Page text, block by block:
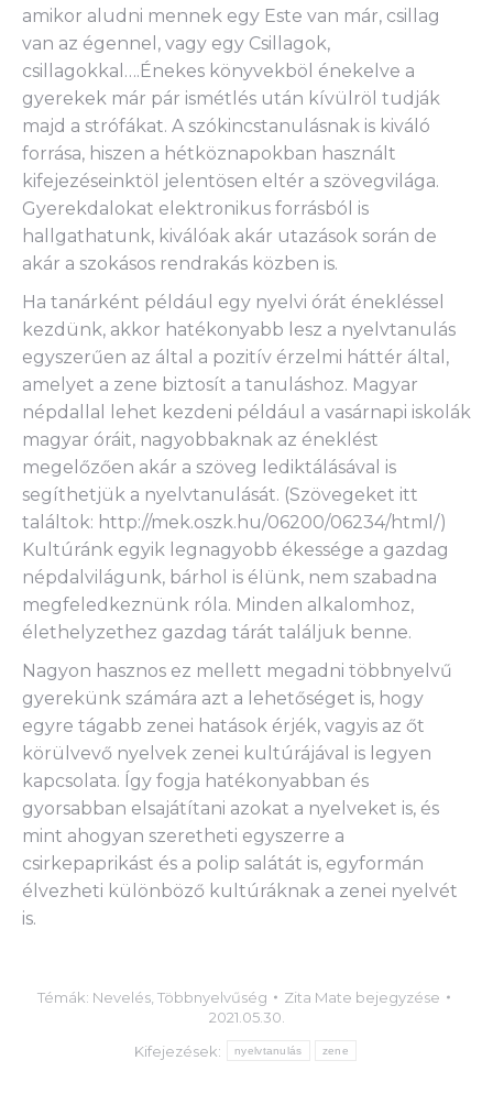
amikor aludni mennek egy Este van már, csillag
van az égennel, vagy egy Csillagok,
csillagokkal….Énekes könyvekböl énekelve a
gyerekek már pár ismétlés után kívülröl tudják
majd a strófákat. A szókincstanulásnak is kiváló
forrása, hiszen a hétköznapokban használt
kifejezéseinktöl jelentösen eltér a szövegvilága.
Gyerekdalokat elektronikus forrásból is
hallgathatunk, kiválóak akár utazások során de
akár a szokásos rendrakás közben is.
Ha tanárként például egy nyelvi órát énekléssel
kezdünk, akkor hatékonyabb lesz a nyelvtanulás
egyszerűen az által a pozitív érzelmi háttér által,
amelyet a zene biztosít a tanuláshoz. Magyar
népdallal lehet kezdeni például a vasárnapi iskolák
magyar óráit, nagyobbaknak az éneklést
megelőzően akár a szöveg lediktálásával is
segíthetjük a nyelvtanulását. (Szövegeket itt
találtok: http://mek.oszk.hu/06200/06234/html/)
Kultúránk egyik legnagyobb ékessége a gazdag
népdalvilágunk, bárhol is élünk, nem szabadna
megfeledkeznünk róla. Minden alkalomhoz,
élethelyzethez gazdag tárát találjuk benne.
Nagyon hasznos ez mellett megadni többnyelvű
gyerekünk számára azt a lehetőséget is, hogy
egyre tágabb zenei hatások érjék, vagyis az őt
körülvevő nyelvek zenei kultúrájával is legyen
kapcsolata. Így fogja hatékonyabban és
gyorsabban elsajátítani azokat a nyelveket is, és
mint ahogyan szeretheti egyszerre a
csirkepaprikást és a polip salátát is, egyformán
élvezheti különböző kultúráknak a zenei nyelvét
is.
Témák: Nevelés, Többnyelvűség Zita Mate bejegyzése
2021.05.30.
Kifejezések:
nyelvtanulás zene